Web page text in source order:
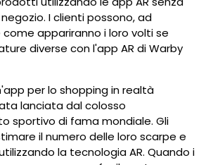
I clienti possono, ad
appariranno i loro volti se
diverse con l'app AR di Warby
per lo shopping in realtà
lanciata dal colosso
sportivo di fama mondiale. Gli
il numero delle loro scarpe e
la tecnologia AR. Quando i